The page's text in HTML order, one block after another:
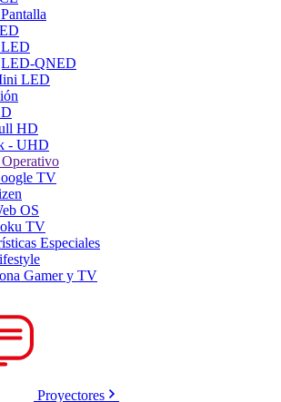
QNED
LED
HD
- UHD
Operativo
TV
OS
TV
Especiales
Gamer y TV
Proyectores